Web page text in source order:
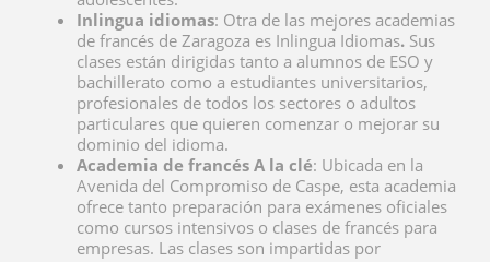
Inlingua idiomas: Otra de las mejores academias
de francés de Zaragoza es Inlingua Idiomas. Sus
clases están dirigidas tanto a alumnos de ESO y
bachillerato como a estudiantes universitarios,
profesionales de todos los sectores o adultos
particulares que quieren comenzar o mejorar su
dominio del idioma.
Academia de francés A la clé: Ubicada en la
Avenida del Compromiso de Caspe, esta academia
ofrece tanto preparación para exámenes oficiales
como cursos intensivos o clases de francés para
empresas. Las clases son impartidas por